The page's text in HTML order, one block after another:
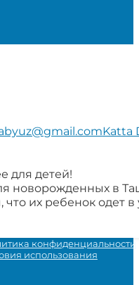
Katta
YouTube
для детей!
новорожденных в
их ребенок одет
конфиденциальности
использования